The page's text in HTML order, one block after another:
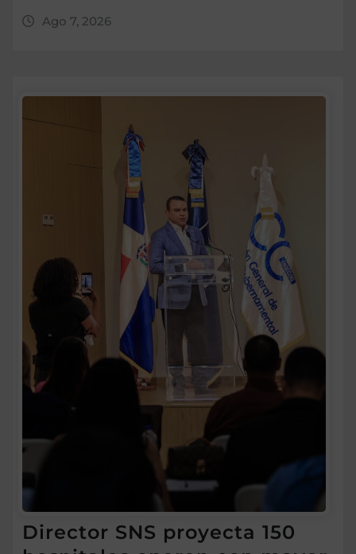
Ago 7, 2026
Director SNS proyecta 150